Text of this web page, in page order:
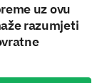
uz ovu
razumjeti